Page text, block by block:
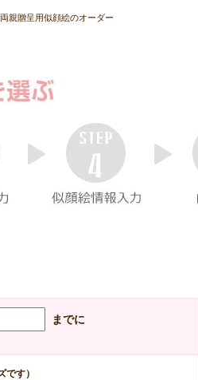
両親贈呈用似顔絵のオーダー
までに
です）